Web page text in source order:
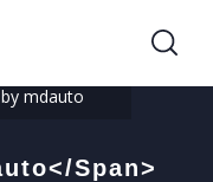
mdauto
span>